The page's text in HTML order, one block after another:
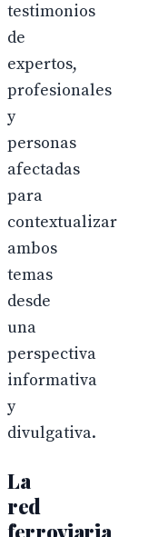
testimonios
de
expertos,
profesionales
y
personas
afectadas
para
contextualizar
ambos
temas
desde
una
perspectiva
informativa
y
divulgativa.
La
red
ferroviaria